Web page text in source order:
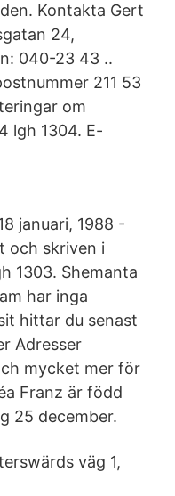
Kontakta Gert
24,
040-23 43 ..
211 53
om
lgh 1304. E-
januari, 1988 -
och skriven i
1303. Shemanta
har inga
hittar du senast
Adresser
mycket mer för
Franz är född
25 december.
väg 1,